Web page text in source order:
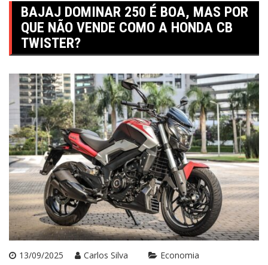
BAJAJ DOMINAR 250 É BOA, MAS POR
QUE NÃO VENDE COMO A HONDA CB
TWISTER?
13/09/2025 Carlos Silva Economia